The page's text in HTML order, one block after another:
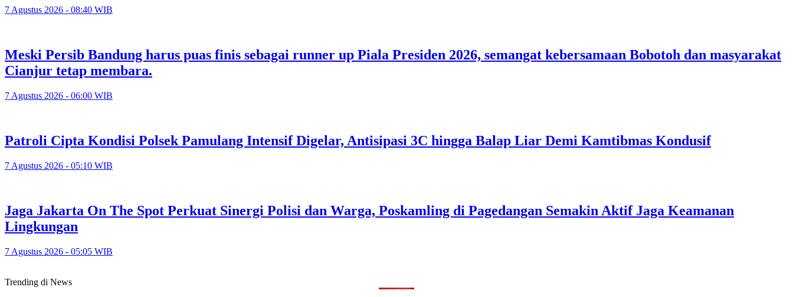
7 Agustus 2026 - 08:40 WIB
Meski Persib Bandung harus puas finis sebagai runner up Piala Presiden 2026, semangat kebersamaan Bobotoh dan masyarakat
Cianjur tetap membara.
7 Agustus 2026 - 06:00 WIB
Patroli Cipta Kondisi Polsek Pamulang Intensif Digelar, Antisipasi 3C hingga Balap Liar Demi Kamtibmas Kondusif
7 Agustus 2026 - 05:10 WIB
Jaga Jakarta On The Spot Perkuat Sinergi Polisi dan Warga, Poskamling di Pagedangan Semakin Aktif Jaga Keamanan
Lingkungan
7 Agustus 2026 - 05:05 WIB
Trending di News